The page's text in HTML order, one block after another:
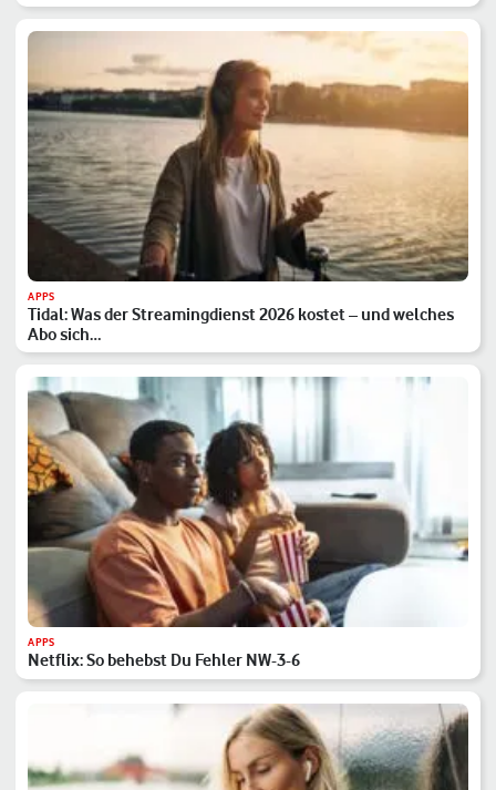
APPS
Tidal: Was der Streamingdienst 2026 kostet – und welches
Abo sich…
APPS
Netflix: So behebst Du Fehler NW-3-6